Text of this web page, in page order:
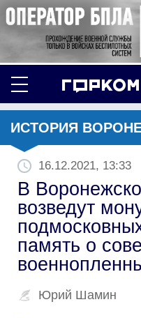
ИСТОРИЯ
16.12.2021, 13:33
В
возведут
память о
Юрий Шамин